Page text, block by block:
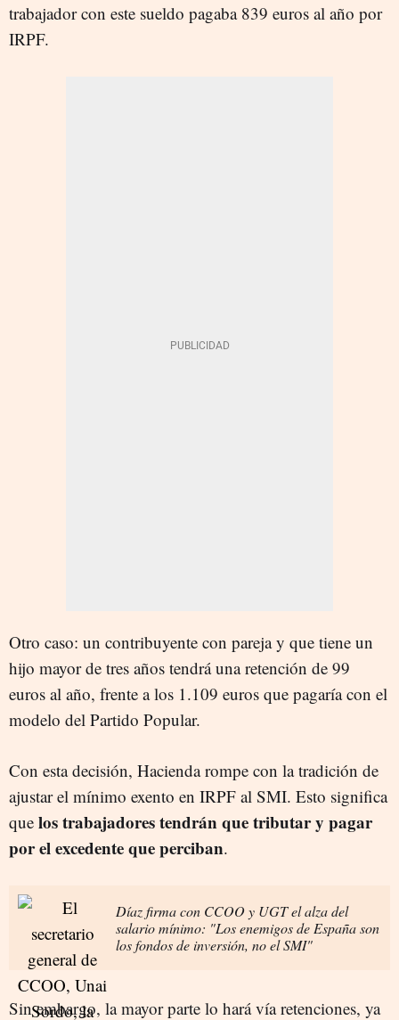
trabajador con este sueldo pagaba 839 euros al año por
IRPF.
Otro caso: un contribuyente con pareja y que tiene un
hijo mayor de tres años tendrá una retención de 99
euros al año, frente a los 1.109 euros que pagaría con el
modelo del Partido Popular.
Con esta decisión, Hacienda rompe con la tradición de
ajustar el mínimo exento en IRPF al SMI. Esto significa
que los trabajadores tendrán que tributar y pagar
por el excedente que perciban.
Díaz firma con CCOO y UGT el alza del
salario mínimo: "Los enemigos de España son
los fondos de inversión, no el SMI"
Sin embargo, la mayor parte lo hará vía retenciones, ya